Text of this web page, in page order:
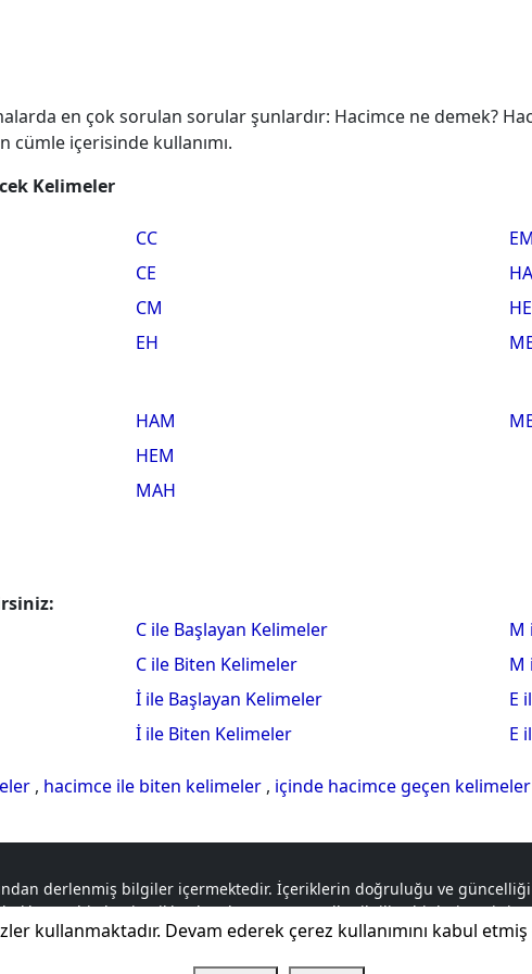
en çok sorulan sorular şunlardır: Hacimce ne demek?
cümle içerisinde kullanımı.
Kelimeler
CC
CE
CM
EH
EM
HA
HE
HAM
HEM
MAH
C ile Başlayan Kelimeler
C ile Biten Kelimeler
İ ile Başlayan Kelimeler
İ ile Biten Kelimeler
M
M
E
E
, hacimce ile biten kelimeler , içinde hacimce geçen kelimeler
derlenmiş bilgiler içermektedir. İçeriklerin doğruluğu ve
tabi olan içerikler, logolar ve materyaller ilgili sahiplerine
sorumluluk tamamen ilgili taraflara aittir.
kullanmaktadır. Devam ederek çerez kullanımını kabul